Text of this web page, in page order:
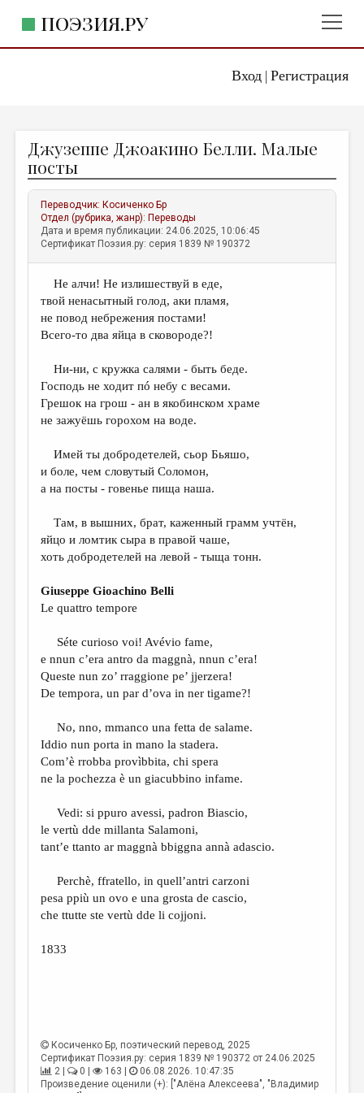
Вход| Регистрация
ПОЭЗИЯ.РУ
ЖАНРЫ
АВТОРЫ
КОММЕНТАРИИ
ЛИТСАЛОН
ПРАВИЛА САЙТА
ОТДЕЛЫ И РУБРИКИ
ДАЙДЖЕСТ
ПРОИЗВЕДЕНИЯ
КОНКУРСЫ
КНИЖНАЯ ПОЛКА
ОБЗОР ЛИТЕРАТУРЫ
СТРАНИЦЫ ПАМЯТИ
ОБЪЯВЛЕНИЯ
РЕДКОЛЛЕГИЯ
ОТ РЕДАКЦИИ
МАЛАЯ ПРОЗА
ЭССЕИСТИКА
ЛИТЕРАТУРОВЕДЕНИЕ
КУЛЬТУРОВЕДЕНИЕ
ПУБЛИЦИСТИКА
РЕЦЕНЗИРОВАНИЕ
ЦИКЛЫ ПУБЛИКАЦИЙ
Джузеппе Джоакино Белли. Малые
посты
Переводчик: Косиченко Бр
Отдел (рубрика, жанр): Переводы
Дата и время публикации: 24.06.2025, 10:06:45
Сертификат Поэзия.ру: серия 1839 № 190372
Не алчи! Не излишествуй в еде,
твой ненасытный голод, аки пламя,
не повод небрежения постами!
Всего-то два яйца в сковороде?!
Ни-ни, с кружка салями - быть беде.
Господь не ходит пó небу с весами.
Грешок на грош - ан в якобинском храме
не зажуёшь горохом на воде.
Имей ты добродетелей, сьор Бьяшо,
и боле, чем словутый Соломон,
а на посты - говенье пища наша.
Там, в вышних, брат, каженный грамм учтён,
яйцо и ломтик сыра в правой чаше,
хоть добродетелей на левой - тыща тонн.
Giuseppe Gioachino Belli
Le quattro tempore
Séte curioso voi! Avévio fame,
e nnun c’era antro da maggnà, nnun c’era!
Queste nun zo’ rraggione pe’ jjerzera!
De tempora, un par d’ova in ner tigame?!
No, nno, mmanco una fetta de salame.
Iddio nun porta in mano la stadera.
Com’è rrobba provìbbita, chi spera
ne la pochezza è un giacubbino infame.
Vedi: si ppuro avessi, padron Biascio,
le vertù dde millanta Salamoni,
tant’e ttanto ar maggnà bbiggna annà adascio.
Perchè, ffratello, in quell’antri carzoni
pesa ppiù un ovo e una grosta de cascio,
che ttutte ste vertù dde li cojjoni.
1833
Косиченко Бр, поэтический перевод, 2025
Сертификат Поэзия.ру: серия 1839 № 190372 от 24.06.2025
2 |
0 | 163 |
06.08.2026. 10:47:35
Произведение оценили (+): ["Алёна Алексеева", "Владимир